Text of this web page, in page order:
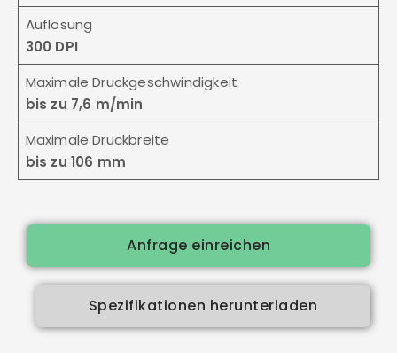
Auflösung
300 DPI
Maximale Druckgeschwindigkeit
bis zu 7,6 m/min
Maximale Druckbreite
bis zu 106 mm
Anfrage einreichen
Spezifikationen herunterladen